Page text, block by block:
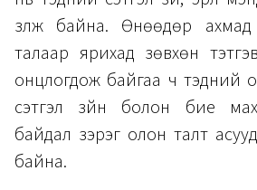
үзүүлж байна. Өнөөдөр
талаар ярихад зөвхөн
онцлогдож байгаа ч тэдний
сэтгэл зүйн болон бие
байдал зэрэг олон талт
байна.